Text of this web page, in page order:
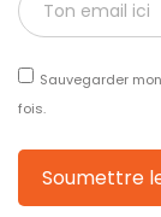
Sauvegarder
fois.
Soumettre